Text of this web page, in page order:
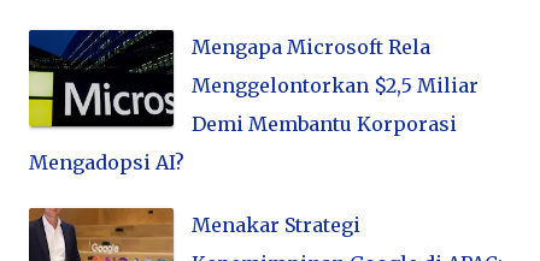
Mengapa Microsoft Rela
Menggelontorkan $2,5 Miliar
Demi Membantu Korporasi
Mengadopsi AI?
Menakar Strategi